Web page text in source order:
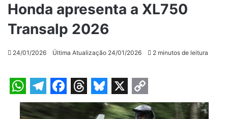
Honda apresenta a XL750
Transalp 2026
24/01/2026 Última Atualização 24/01/2026 2 minutos de leitura
W T F T B X C